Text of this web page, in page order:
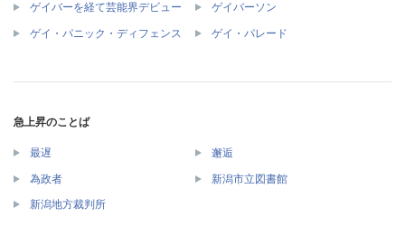
ゲイバーを経て芸能界デビュー ゲイバーソン
ゲイ・パニック・ディフェンス ゲイ・パレード
急上昇のことば
最遅 邂逅
為政者 新潟市立図書館
新潟地方裁判所